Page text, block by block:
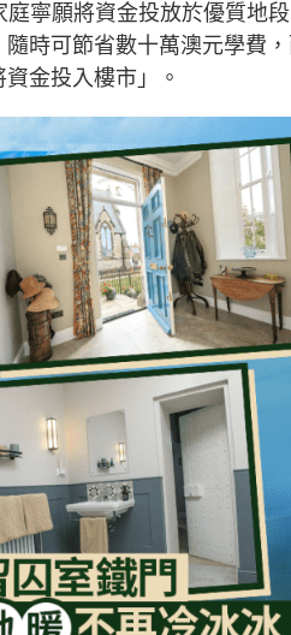
寧願將資金投放於優質地
時可節省數十萬澳元學費
金投入樓市」。